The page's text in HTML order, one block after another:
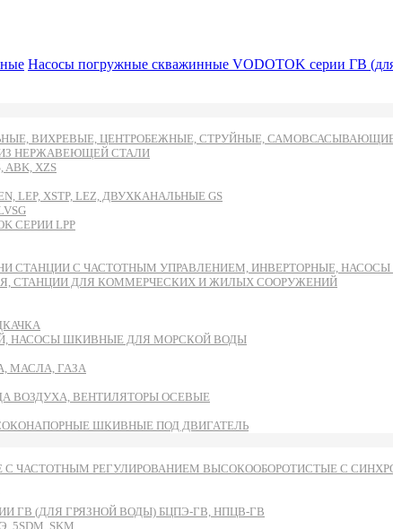
Насосы погружные скважинные VODOTOK серии ГВ
ВИХРЕВЫЕ, ЦЕНТРОБЕЖНЫЕ, СТРУЙНЫЕ, САМОВСАСЫВАЮЩИЕ
ИЗ НЕРЖАВЕЮЩЕЙ СТАЛИ
XZS
LEP, XSTP, LEZ, ДВУХКАНАЛЬНЫЕ GS
СЕРИИ LPP
СТАНЦИИ С ЧАСТОТНЫМ УПРАВЛЕНИЕМ, ИНВЕРТОРНЫЕ,
СТАНЦИИ ДЛЯ КОММЕРЧЕСКИХ И ЖИЛЫХ СООРУЖЕНИЙ
НАСОСЫ ШКИВНЫЕ ДЛЯ МОРСКОЙ ВОДЫ
МАСЛА, ГАЗА
ВОЗДУХА, ВЕНТИЛЯТОРЫ ОСЕВЫЕ
ШКИВНЫЕ ПОД ДВИГАТЕЛЬ
ЧАСТОТНЫМ РЕГУЛИРОВАНИЕМ ВЫСОКООБОРОТИСТЫЕ С
ГВ (ДЛЯ ГРЯЗНОЙ ВОДЫ) БЦПЭ-ГВ, НПЦВ-ГВ
SKM